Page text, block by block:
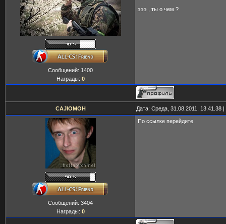
Сообщений: 1400
Награды: 0
эээ , ты о чем ?
CAJIOMOH Дата: Среда, 31.08.2011, 13.41.38
Сообщений: 3404
Награды: 0
По ссылке перейдите